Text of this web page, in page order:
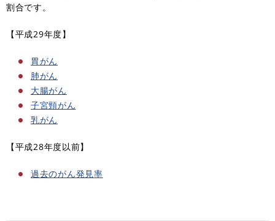
割合です。
【平成29年度】
胃がん
肺がん
大腸がん
子宮頸がん
乳がん
【平成28年度以前】
過去のがん発見率